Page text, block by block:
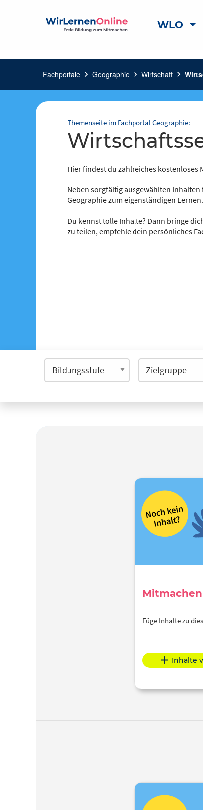
WLO
Fachportale chevron_right Geographie chevron_right Wirtschaft chevron_right
Themenseite im Fachportal Geographie:
Hier findest du zahlreiches kostenloses
Neben sorgfältig ausgewählten
Geographie zum eigenständigen Lernen.
Du kennst tolle Inhalte? Dann bringe
zu teilen, empfehle dein persönliches
Füge Inhalte zu
Inhalte